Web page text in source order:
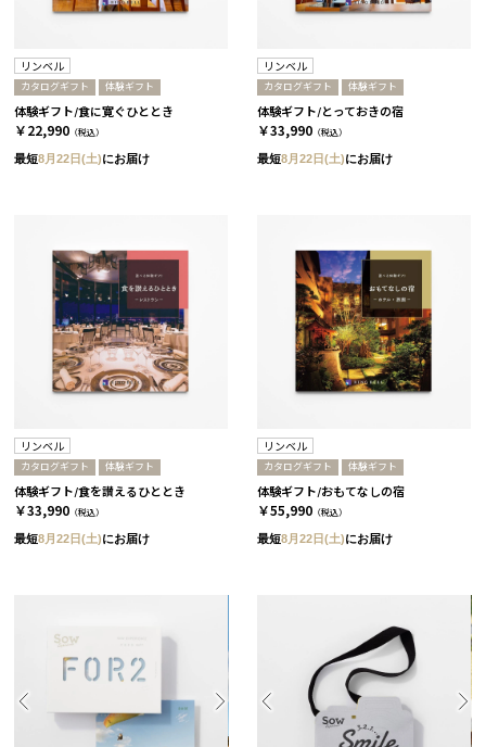
リンベル
カタログギフト 体験ギフト
体験ギフト/食に寛ぐひととき
￥22,990 （税込）
最短8月22日(土)にお届け
リンベル
カタログギフト 体験ギフト
体験ギフト/とっておきの宿
￥33,990 （税込）
最短8月22日(土)にお届け
リンベル
カタログギフト 体験ギフト
体験ギフト/食を讃えるひととき
￥33,990 （税込）
最短8月22日(土)にお届け
リンベル
カタログギフト 体験ギフト
体験ギフト/おもてなしの宿
￥55,990 （税込）
最短8月22日(土)にお届け